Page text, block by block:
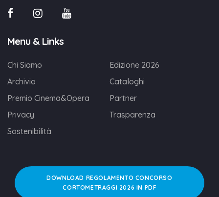
Menu & Links
Chi Siamo
Edizione 2026
Archivio
Cataloghi
Premio Cinema&Opera
Partner
Privacy
Trasparenza
Sostenibilità
DOWNLOAD REGOLAMENTO CONCORSO
CORTOMETRAGGI 2026 IN PDF